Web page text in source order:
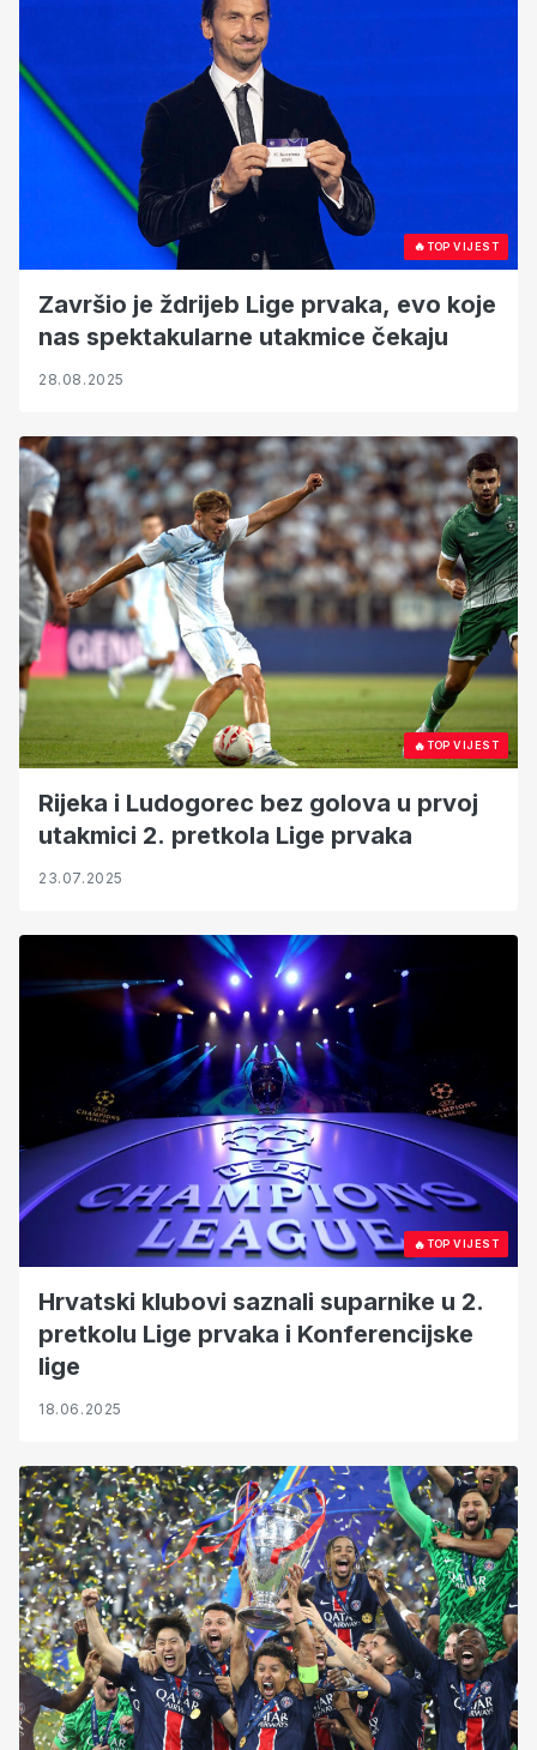
🔥TOP VIJEST
Završio je ždrijeb Lige prvaka, evo koje
nas spektakularne utakmice čekaju
28.08.2025
🔥TOP VIJEST
Rijeka i Ludogorec bez golova u prvoj
utakmici 2. pretkola Lige prvaka
23.07.2025
🔥TOP VIJEST
Hrvatski klubovi saznali suparnike u 2.
pretkolu Lige prvaka i Konferencijske
lige
18.06.2025